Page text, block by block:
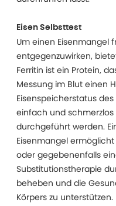
Eisen Selbsttest
Um einen Eisenmangel
entgegenzuwirken,
Ferritin ist ein Protein,
Messung im Blut einen
Eisenspeicherstatus
einfach und schmerzlos
durchgeführt werden.
Eisenmangel
oder gegebenenfalls
Substitutionstherapie
beheben und die
Körpers zu unterstützen.